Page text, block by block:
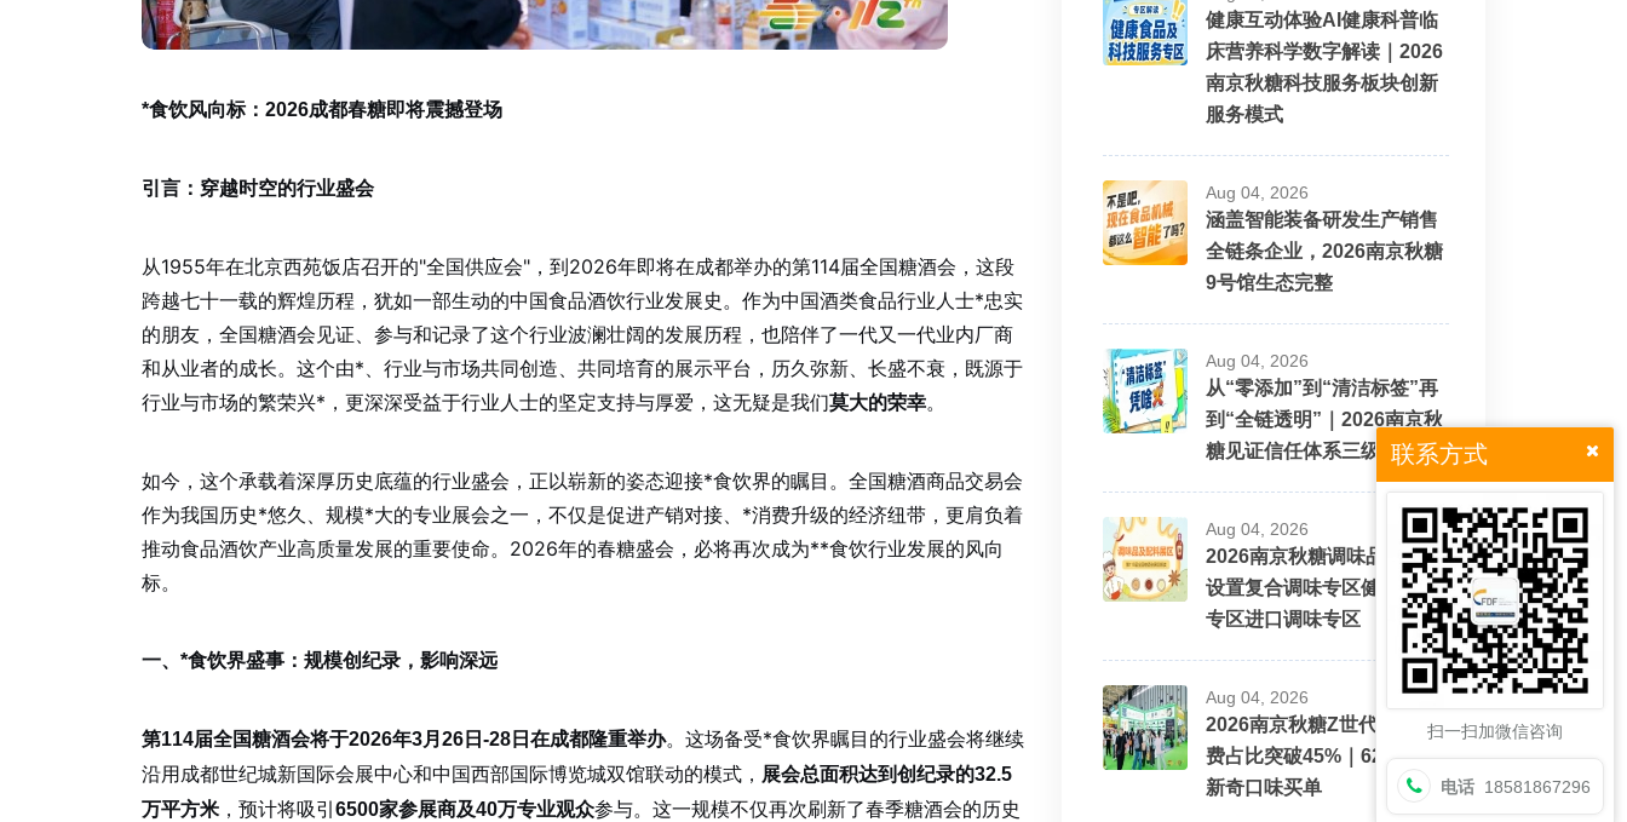
*食饮风向标：2026成都春糖即将震撼登场
引言：穿越时空的行业盛会
从1955年在北京西苑饭店召开的"全国供应会"，到2026年即将在成都举办的第114届全国糖酒会，这段
跨越七十一载的辉煌历程，犹如一部生动的中国食品酒饮行业发展史。作为中国酒类食品行业人士*忠实
的朋友，全国糖酒会见证、参与和记录了这个行业波澜壮阔的发展历程，也陪伴了一代又一代业内厂商
和从业者的成长。这个由*、行业与市场共同创造、共同培育的展示平台，历久弥新、长盛不衰，既源于
行业与市场的繁荣兴*，更深深受益于行业人士的坚定支持与厚爱，这无疑是我们莫大的荣幸。
如今，这个承载着深厚历史底蕴的行业盛会，正以崭新的姿态迎接*食饮界的瞩目。全国糖酒商品交易会
作为我国历史*悠久、规模*大的专业展会之一，不仅是促进产销对接、*消费升级的经济纽带，更肩负着
推动食品酒饮产业高质量发展的重要使命。2026年的春糖盛会，必将再次成为**食饮行业发展的风向
标。
一、*食饮界盛事：规模创纪录，影响深远
第114届全国糖酒会将于2026年3月26日-28日在成都隆重举办。这场备受*食饮界瞩目的行业盛会将继续
沿用成都世纪城新国际会展中心和中国西部国际博览城双馆联动的模式， 展会总面积达到创纪录的32.5
万平方米 ，预计将吸引6500家参展商及40万专业观众参与。这一规模不仅再次刷新了春季糖酒会的历史
健康互动体验AI健康科普临
床营养科学数字解读｜2026
南京秋糖科技服务板块创新
服务模式
Aug 04, 2026
涵盖智能装备研发生产销售
全链条企业，2026南京秋糖
9号馆生态完整
Aug 04, 2026
从“零添加”到“清洁标签”再
到“全链透明”｜2026南京秋
糖见证信任体系三级跳
Aug 04, 2026
2026南京秋糖调味品展区将
设置复合调味专区健康配料
专区进口调味专区
Aug 04, 2026
2026南京秋糖Z世代酒水消
费占比突破45%｜62%愿为
新奇口味买单
联系方式
扫一扫加微信咨询
电话 18581867296